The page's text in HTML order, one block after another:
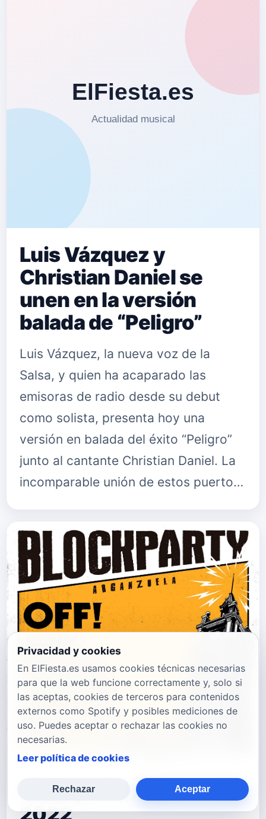
Luis Vázquez y
Christian Daniel se
unen en la versión
balada de “Peligro”
Luis Vázquez, la nueva voz de la
Salsa, y quien ha acaparado las
emisoras de radio desde su debut
como solista, presenta hoy una
versión en balada del éxito “Peligro”
junto al cantante Christian Daniel. La
incomparable unión de estos puerto…
Blockparty Arganzuela
2022
Privacidad y cookies
En ElFiesta.es usamos cookies técnicas necesarias
para que la web funcione correctamente y, solo si
las aceptas, cookies de terceros para contenidos
externos como Spotify y posibles mediciones de
uso. Puedes aceptar o rechazar las cookies no
necesarias.
Leer política de cookies
Rechazar Aceptar